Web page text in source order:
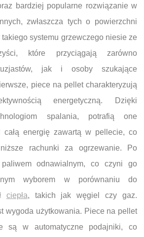
bardziej popularne rozwiązanie w
zwłaszcza tych o powierzchni
takiego systemu grzewczego niesie ze
które przyciągają zarówno
jak i osoby szukające
piece na pellet charakteryzują
energetyczną. Dzięki
spalania, potrafią one
całą energię zawartą w pellecie, co
rachunki za ogrzewanie. Po
odnawialnym, co czyni go
wyborem w porównaniu do
ciepła, takich jak węgiel czy gaz.
wygoda użytkowania. Piece na pellet
są w automatyczne podajniki, co